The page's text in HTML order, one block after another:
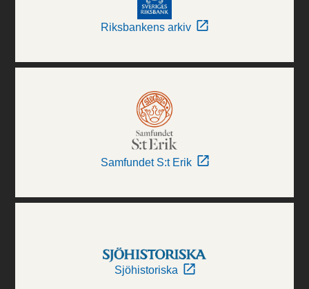
Riksbankens arkiv
Samfundet S:t Erik
Sjöhistoriska